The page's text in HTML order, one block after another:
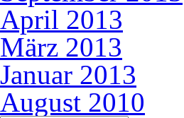
April 2013
März 2013
Januar 2013
August 2010